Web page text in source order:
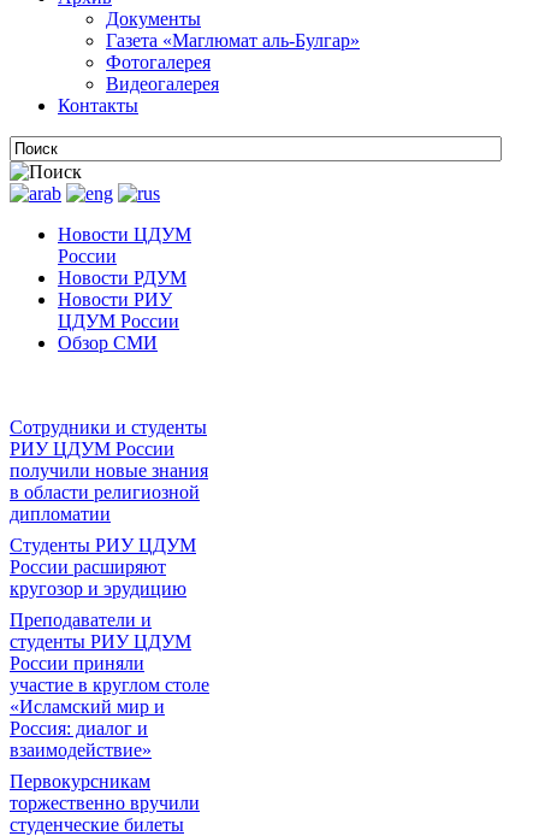
Документы
Газета «Маглюмат аль-Булгар»
Фотогалерея
Видеогалерея
Контакты
Новости ЦДУМ
России
Новости РДУМ
Новости РИУ
ЦДУМ России
Обзор СМИ
Сотрудники и студенты
РИУ ЦДУМ России
получили новые знания
в области религиозной
дипломатии
Студенты РИУ ЦДУМ
России расширяют
кругозор и эрудицию
Преподаватели и
студенты РИУ ЦДУМ
России приняли
участие в круглом столе
«Исламский мир и
Россия: диалог и
взаимодействие»
Первокурсникам
торжественно вручили
студенческие билеты